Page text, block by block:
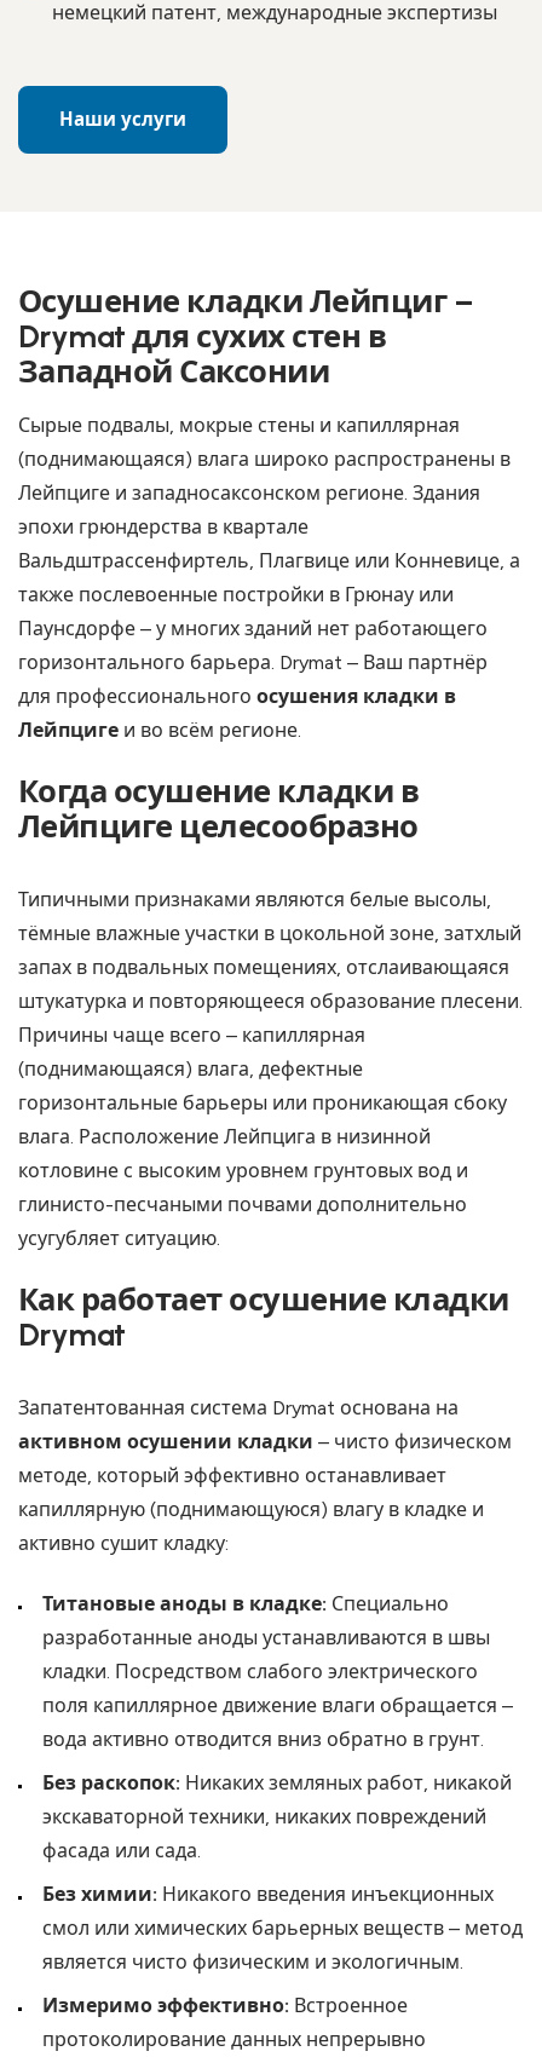
немецкий патент, международные экспертизы
Наши услуги
Осушение кладки Лейпциг –
Drymat для сухих стен в
Западной Саксонии
Сырые подвалы, мокрые стены и капиллярная
(поднимающаяся) влага широко распространены в
Лейпциге и западносаксонском регионе. Здания
эпохи грюндерства в квартале
Вальдштрассенфиртель, Плагвице или Конневице, а
также послевоенные постройки в Грюнау или
Паунсдорфе – у многих зданий нет работающего
горизонтального барьера. Drymat – Ваш партнёр
для профессионального осушения кладки в
Лейпциге и во всём регионе.
Когда осушение кладки в
Лейпциге целесообразно
Типичными признаками являются белые высолы,
тёмные влажные участки в цокольной зоне, затхлый
запах в подвальных помещениях, отслаивающаяся
штукатурка и повторяющееся образование плесени.
Причины чаще всего – капиллярная
(поднимающаяся) влага, дефектные
горизонтальные барьеры или проникающая сбоку
влага. Расположение Лейпцига в низинной
котловине с высоким уровнем грунтовых вод и
глинисто-песчаными почвами дополнительно
усугубляет ситуацию.
Как работает осушение кладки
Drymat
Запатентованная система Drymat основана на
активном осушении кладки – чисто физическом
методе, который эффективно останавливает
капиллярную (поднимающуюся) влагу в кладке и
активно сушит кладку:
Титановые аноды в кладке: Специально
разработанные аноды устанавливаются в швы
кладки. Посредством слабого электрического
поля капиллярное движение влаги обращается –
вода активно отводится вниз обратно в грунт.
Без раскопок: Никаких земляных работ, никакой
экскаваторной техники, никаких повреждений
фасада или сада.
Без химии: Никакого введения инъекционных
смол или химических барьерных веществ – метод
является чисто физическим и экологичным.
Измеримо эффективно: Встроенное
протоколирование данных непрерывно